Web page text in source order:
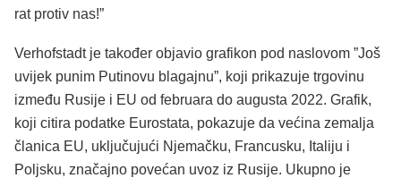
rat protiv nas!”
Verhofstadt je također objavio grafikon pod naslovom ”Još
uvijek punim Putinovu blagajnu”, koji prikazuje trgovinu
između Rusije i EU od februara do augusta 2022. Grafik,
koji citira podatke Eurostata, pokazuje da većina zemalja
članica EU, uključujući Njemačku, Francusku, Italiju i
Poljsku, značajno povećan uvoz iz Rusije. Ukupno je